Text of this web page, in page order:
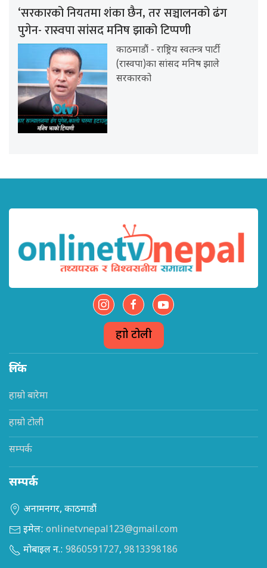
‘सरकारको नियतमा शंका छैन, तर सञ्चालनको ढंग
पुगेन- रास्वपा सांसद मनिष झाको टिप्पणी
काठमाडौं - राष्ट्रिय स्वतन्त्र पार्टी
(रास्वपा)का सांसद मनिष झाले
सरकारको
हाम्रो टोली
लिंक
हाम्रो बारेमा
हाम्रो टोली
सम्पर्क
सम्पर्क
अनामनगर, काठमाडौं
इमेल: onlinetvnepal123@gmail.com
मोबाइल न.: 9860591727, 9813398186